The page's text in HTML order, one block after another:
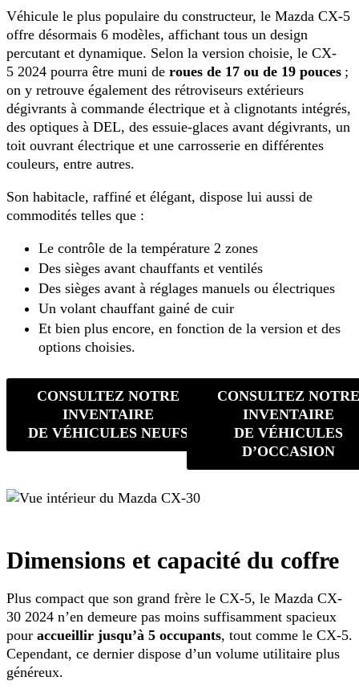
Véhicule le plus populaire du constructeur, le Mazda CX-5
offre désormais 6 modèles, affichant tous un design
percutant et dynamique. Selon la version choisie, le CX-
5 2024 pourra être muni de roues de 17 ou de 19 pouces ;
on y retrouve également des rétroviseurs extérieurs
dégivrants à commande électrique et à clignotants intégrés,
des optiques à DEL, des essuie-glaces avant dégivrants, un
toit ouvrant électrique et une carrosserie en différentes
couleurs, entre autres.
Son habitacle, raffiné et élégant, dispose lui aussi de
commodités telles que :
Le contrôle de la température 2 zones
Des sièges avant chauffants et ventilés
Des sièges avant à réglages manuels ou électriques
Un volant chauffant gainé de cuir
Et bien plus encore, en fonction de la version et des
options choisies.
CONSULTEZ NOTRE
INVENTAIRE
DE VÉHICULES NEUFS
CONSULTEZ NOTRE
INVENTAIRE
DE VÉHICULES
D’OCCASION
Dimensions et capacité du coffre
Plus compact que son grand frère le CX-5, le Mazda CX-
30 2024 n’en demeure pas moins suffisamment spacieux
pour accueillir jusqu’à 5 occupants, tout comme le CX-5.
Cependant, ce dernier dispose d’un volume utilitaire plus
généreux.